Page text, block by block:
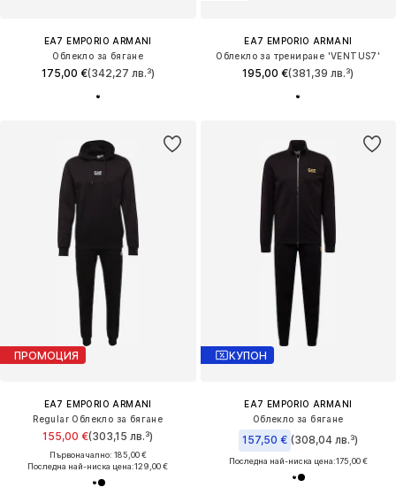
EA7 EMPORIO ARMANI
Облекло за бягане
175,00 €(342,27 лв.³)
EA7 EMPORIO ARMANI
Облекло за трениране 'VENTUS7'
195,00 €(381,39 лв.³)
ПРОМОЦИЯ
EA7 EMPORIO ARMANI
Regular Облекло за бягане
155,00 €(303,15 лв.³)
Първоначално: 185,00 €
Последна най-ниска цена:129,00 €
КУПОН
EA7 EMPORIO ARMANI
Облекло за бягане
157,50 € (308,04 лв.³)
Последна най-ниска цена:175,00 €